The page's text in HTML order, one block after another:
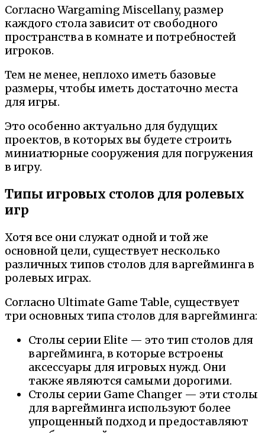
Согласно Wargaming Miscellany, размер
каждого стола зависит от свободного
пространства в комнате и потребностей
игроков.
Тем не менее, неплохо иметь базовые
размеры, чтобы иметь достаточно места
для игры.
Это особенно актуально для будущих
проектов, в которых вы будете строить
миниатюрные сооружения для погружения
в игру.
Типы игровых столов для ролевых
игр
Хотя все они служат одной и той же
основной цели, существует несколько
различных типов столов для варгейминга в
ролевых играх.
Согласно Ultimate Game Table, существует
три основных типа столов для варгейминга:
Столы серии Elite — это тип столов для
варгейминга, в которые встроены
аксессуары для игровых нужд. Они
также являются самыми дорогими.
Столы серии Game Changer — эти столы
для варгейминга используют более
упрощенный подход и предоставляют